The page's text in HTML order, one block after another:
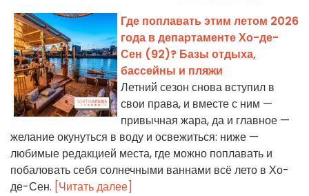
Где поплавать этим летом 2026
года в департаменте Хо-де-
Сен (92)? Базы отдыха,
бассейны и пляжи
Летний сезон снова вступил в
свои права, и вместе с ним —
привычная жара, да и главное —
желание окунуться в воду и освежиться: ниже —
любимые редакцией места, где можно поплавать и
побаловать себя солнечными ваннами всё лето в Хо-
де-Сен. [Читать далее]